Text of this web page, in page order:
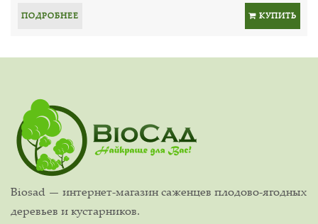
ПОДРОБНЕЕ КУПИТЬ
Biosad — интернет-магазин саженцев плодово-ягодных
деревьев и кустарников.